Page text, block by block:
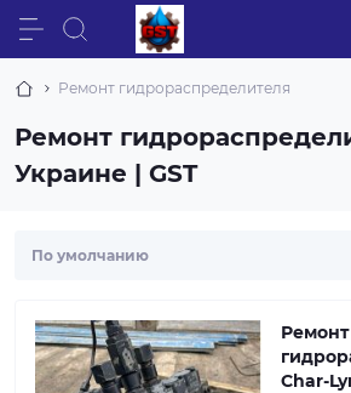
Ремонт гидрораспределителя
Ремонт
Украине | GST
Ремонт
Char-